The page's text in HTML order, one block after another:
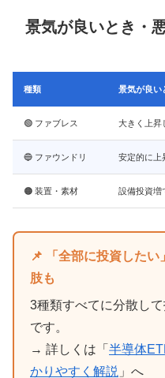
景気が良いとき・
種類 景気が良い
🟢 ファブレス 大きく上昇
🔵 ファウンドリ 安定的に上
🟠 装置・素材 設備投資増
📌 「全部に投資した
肢も
3種類すべてに分散し
です。
→ 詳しくは「 半導体
かりやすく解説 」へ